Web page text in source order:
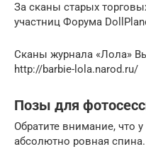
За сканы старых
участниц Форума
Сканы журнала «Лола»
http://barbie-lola.narod.ru/
Позы для
Обратите внимание, что
абсолютно ровная